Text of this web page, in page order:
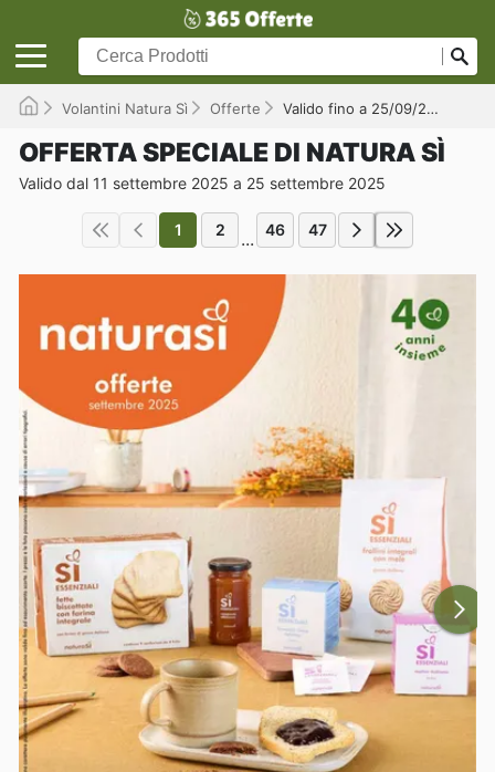
Volantini Natura Sì Offerte Valido fino a 25/09/2025
OFFERTA SPECIALE DI NATURA SÌ
Valido dal 11 settembre 2025 a 25 settembre 2025
1 2 ... 46 47